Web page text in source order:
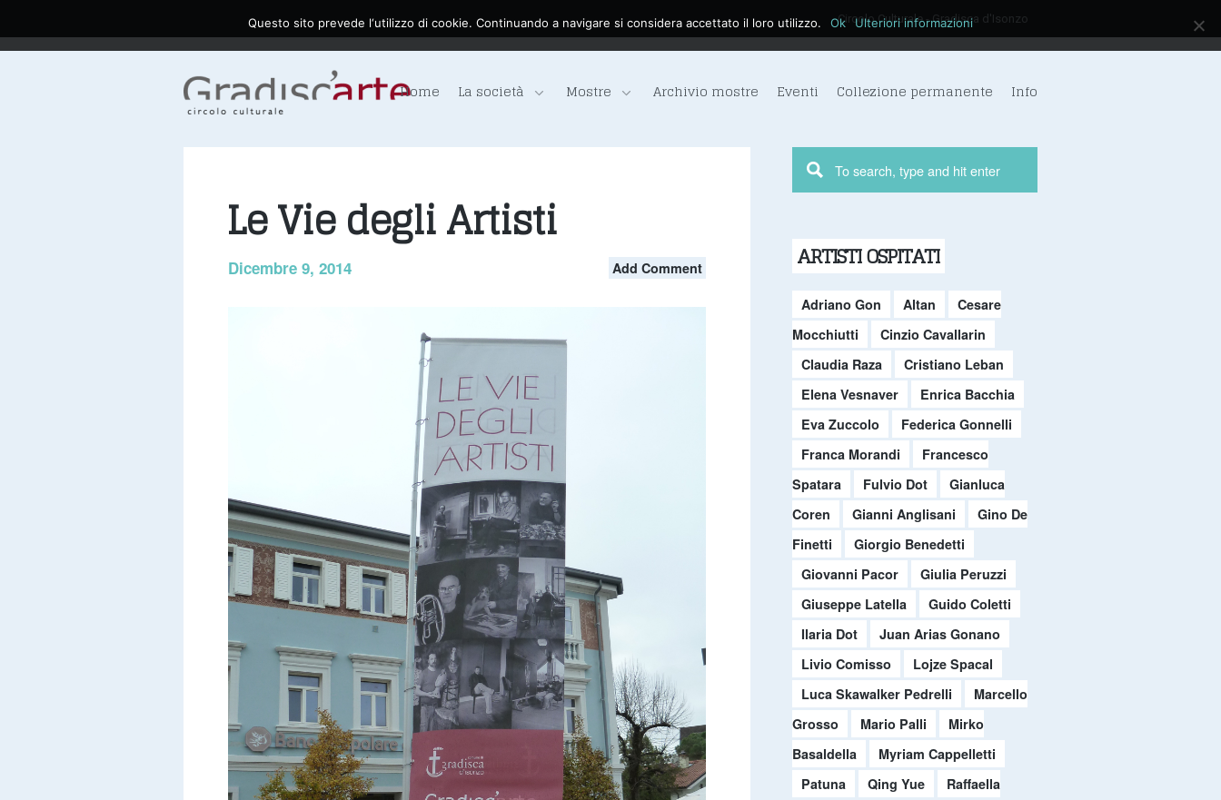
Circolo Culturale - Gradisca d'Isonzo
Home La società Mostre Archivio mostre Eventi Collezione permanente Info
Le Vie degli Artisti
Dicembre 9, 2014 Add Comment ARTISTI OSPITATI
Adriano Gon Altan
Cesare
Mocchiutti
Cinzio Cavallarin
Claudia Raza
Cristiano Leban
Elena Vesnaver
Enrica Bacchia
Eva Zuccolo
Federica Gonnelli
Franca Morandi
Francesco
Spatara
Fulvio Dot
Gianluca
Coren
Gianni Anglisani
Gino De
Finetti
Giorgio Benedetti
Giovanni Pacor
Giulia Peruzzi
Giuseppe Latella
Guido Coletti
Ilaria Dot
Juan Arias Gonano
Livio Comisso
Lojze Spacal
Luca Skawalker Pedrelli
Marcello
Grosso
Mario Palli
Mirko
Basaldella
Myriam Cappelletti
Patuna
Qing Yue
Raffaella
Questo sito prevede l‘utilizzo di cookie. Continuando a navigare si considera accettato il loro utilizzo. Ok Ulteriori informazioni